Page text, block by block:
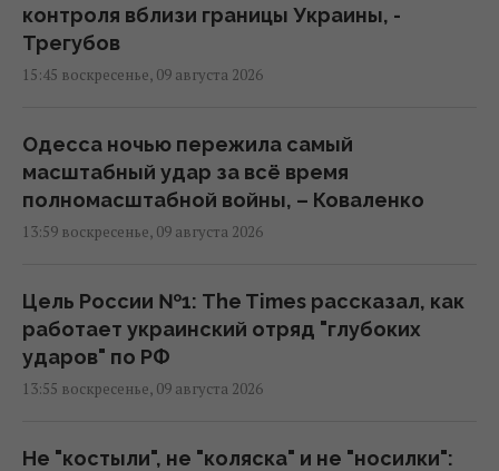
контроля вблизи границы Украины, -
Трегубов
15:45 воскресенье, 09 августа 2026
Одесса ночью пережила самый
масштабный удар за всё время
полномасштабной войны, – Коваленко
13:59 воскресенье, 09 августа 2026
Цель России №1: The Times рассказал, как
работает украинский отряд "глубоких
ударов" по РФ
13:55 воскресенье, 09 августа 2026
Не "костыли", не "коляска" и не "носилки":